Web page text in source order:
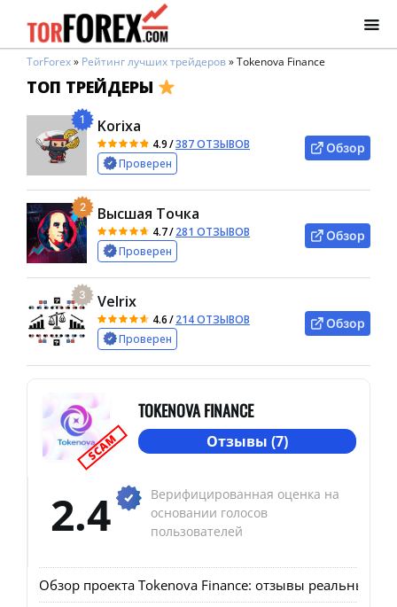
TorForex» Рейтинг лучших трейдеров»Tokenova Finance
ТОП ТРЕЙДЕРЫ
1 Korixa
4.9/387 ОТЗЫВОВ
Проверен
Обзор
2 Высшая Точка
4.7/281 ОТЗЫВОВ
Проверен
Обзор
3 Velrix
4.6/214 ОТЗЫВОВ
Проверен
Обзор
SCAM
TOKENOVA FINANCE
Отзывы (7)
2.4
Верифицированная оценка на
основании голосов
пользователей
Обзор проекта Tokenova Finance: отзывы реальных